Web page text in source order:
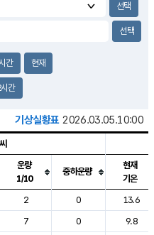
간 현재
간
기상실황표 2026.03.05.10:00
강수, 바람, 기압등을 안내한 표입
운량
1/10
중하운량
현재
기온
2 0
13.6
7 0
9.8